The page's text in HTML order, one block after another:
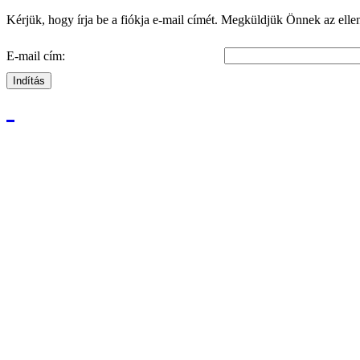
Kérjük, hogy írja be a fiókja e-mail címét. Megküldjük Önnek az
E-mail cím:
Indítás